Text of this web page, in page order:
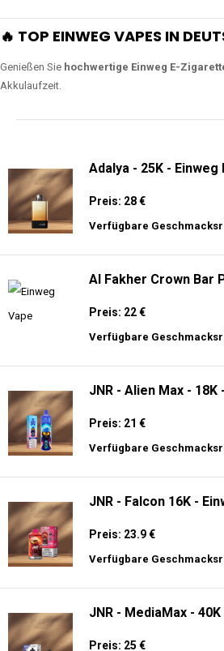
🔥 TOP EINWEG VAPES IN
Genießen Sie hochwertige Einweg E-
Akkulaufzeit.
Adalya - 25K -
Preis: 28 €
Verfügbare
Al Fakher Crown Bar
Preis: 22 €
Verfügbare
JNR - Alien Max -
Preis: 21 €
Verfügbare
JNR - Falcon 16K -
Preis: 23.9 €
Verfügbare
JNR - MediaMax -
Preis: 25 €